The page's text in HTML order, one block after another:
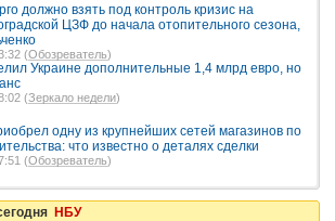
должно взять под контроль кризис на
ЦЗФ до начала отопительного сезона,
(Обозреватель)
Украине дополнительные 1,4 млрд евро, но
(Зеркало недели)
одну из крупнейших сетей магазинов по
что известно о деталях сделки
(Обозреватель)
НБУ